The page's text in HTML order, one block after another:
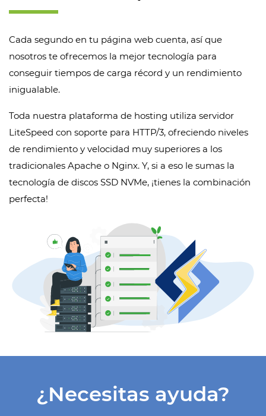
Cada segundo en tu página web cuenta, así que
nosotros te ofrecemos la mejor tecnología para
conseguir tiempos de carga récord y un rendimiento
inigualable.
Toda nuestra plataforma de hosting utiliza servidor
LiteSpeed con soporte para HTTP/3, ofreciendo niveles
de rendimiento y velocidad muy superiores a los
tradicionales Apache o Nginx. Y, si a eso le sumas la
tecnología de discos SSD NVMe, ¡tienes la combinación
perfecta!
¿Necesitas ayuda?